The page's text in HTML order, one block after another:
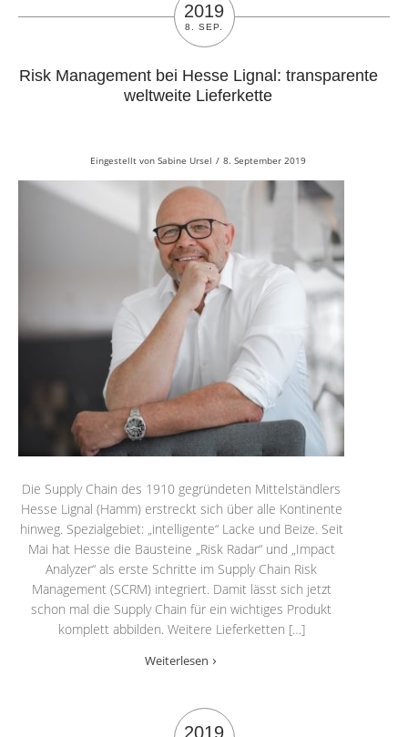
2019
8. SEP.
Risk Management bei Hesse Lignal: transparente
weltweite Lieferkette
Eingestellt vonSabine Ursel / 8. September 2019
Die Supply Chain des 1910 gegründeten Mittelständlers
Hesse Lignal (Hamm) erstreckt sich über alle Kontinente
hinweg. Spezialgebiet: „intelligente“ Lacke und Beize. Seit
Mai hat Hesse die Bausteine „Risk Radar“ und „Impact
Analyzer“ als erste Schritte im Supply Chain Risk
Management (SCRM) integriert. Damit lässt sich jetzt
schon mal die Supply Chain für ein wichtiges Produkt
komplett abbilden. Weitere Lieferketten […]
Weiterlesen
2019